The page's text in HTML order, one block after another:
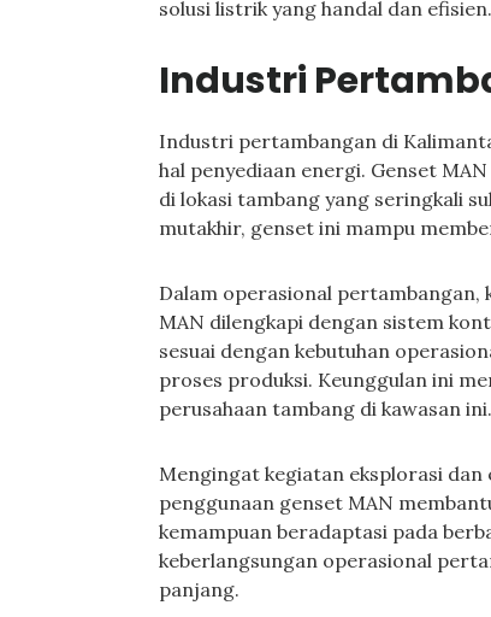
solusi listrik yang handal dan efisien.
Industri
Industri pertambangan di
hal penyediaan energi. Genset
di lokasi tambang yang seringkali
mutakhir, genset ini mampu
Dalam operasional pertambangan,
MAN dilengkapi dengan sistem
sesuai dengan kebutuhan
proses produksi. Keunggulan ini
perusahaan tambang di kawasan ini.
Mengingat kegiatan eksplorasi
penggunaan genset MAN
kemampuan beradaptasi pada
keberlangsungan operasional
panjang.